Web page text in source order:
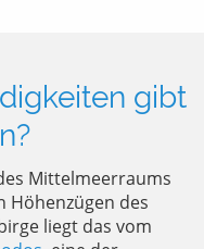
gibt
Mittelmeerraums
Höhenzügen des
liegt das vom